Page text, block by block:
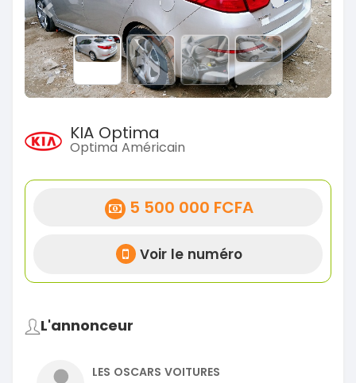
Previous Next
KIA Optima
Optima Américain
5 500 000 FCFA
Voir le numéro
L'annonceur
LES OSCARS VOITURES